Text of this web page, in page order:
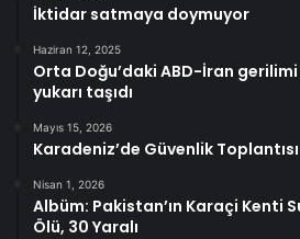
İktidar satmaya doymuyor
Haziran 12, 2025
Orta Doğu’daki ABD-İran
yukarı taşıdı
Mayıs 15, 2026
Karadeniz’de Güvenlik Toplantısı
Nisan 1, 2026
Albüm: Pakistan’ın Karaçi Kenti
Ölü, 30 Yaralı